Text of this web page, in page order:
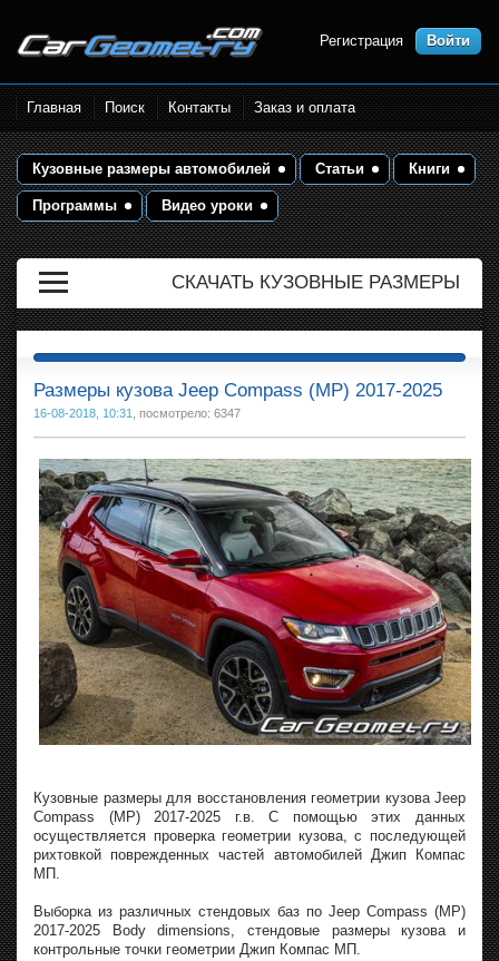
Размеры кузова автомобилей.
Контрольные точки и кузовные
размеры. Геометрия кузова
Регистрация Войти
Главная Поиск Контакты Заказ и оплата
Кузовные размеры автомобилей Статьи Книги
Программы Видео уроки
СКАЧАТЬ КУЗОВНЫЕ РАЗМЕРЫ
Размеры кузова Jeep Compass (MP) 2017-2025
16-08-2018, 10:31 , посмотрело: 6347
Кузовные размеры для восстановления геометрии кузова Jeep
Compass (MP) 2017-2025 г.в. С помощью этих данных
осуществляется проверка геометрии кузова, с последующей
рихтовкой поврежденных частей автомобилей Джип Компас
МП.
Выборка из различных стендовых баз по Jeep Compass (MP)
2017-2025 Body dimensions, стендовые размеры кузова и
контрольные точки геометрии Джип Компас МП.